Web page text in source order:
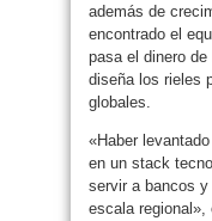
además de
encontrado el
pasa el dinero
diseña los rieles
globales.
«Haber
en un stack
servir a bancos
escala